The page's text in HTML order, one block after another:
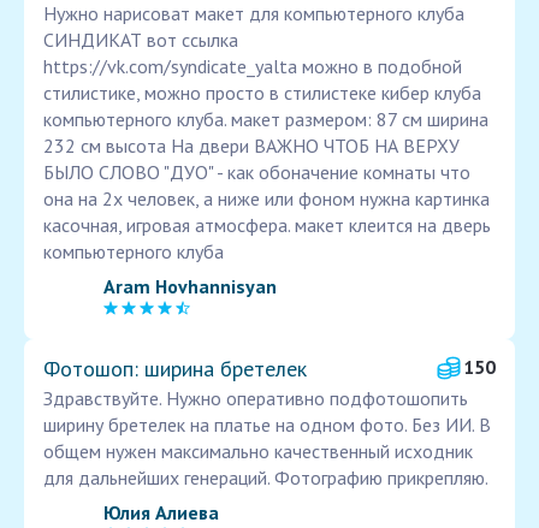
Нужно нарисоват макет для компьютерного клуба
СИНДИКАТ вот ссылка
https://vk.com/syndicate_yalta можно в подобной
стилистике, можно просто в стилистеке кибер клуба
компьютерного клуба. макет размером: 87 см ширина
232 см высота На двери ВАЖНО ЧТОБ НА ВЕРХУ
БЫЛО СЛОВО "ДУО" - как обоначение комнаты что
она на 2х человек, а ниже или фоном нужна картинка
касочная, игровая атмосфера. макет клеится на дверь
компьютерного клуба
Aram Hovhannisyan
Фотошоп: ширина бретелек
150
Здравствуйте. Нужно оперативно подфотошопить
ширину бретелек на платье на одном фото. Без ИИ. В
общем нужен максимально качественный исходник
для дальнейших генераций. Фотографию прикрепляю.
Юлия Алиева